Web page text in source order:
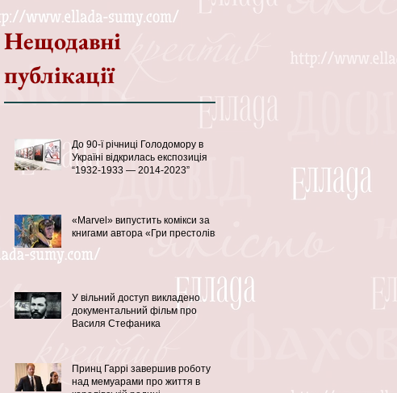
Нещодавні
публікації
До 90-ї річниці Голодомору в
Україні відкрилась експозиція
“1932-1933 — 2014-2023”
«Marvel» випустить комікси за
книгами автора «Гри престолів»
У вільний доступ викладено
документальний фільм про
Василя Стефаника
Принц Гаррі завершив роботу
над мемуарами про життя в